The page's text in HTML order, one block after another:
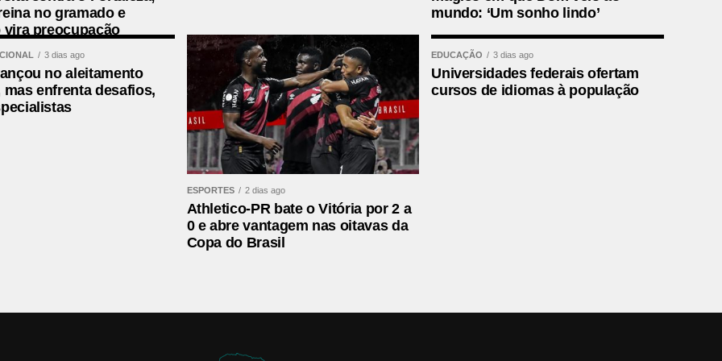
outros resíduos que trazem prejuízo ao bom
além de danificar e entupir a rede, e provocar
meio ambiente. Resíduos como gordura, por
e fechando a tubulação. Por isso, a
gordura para dar o destino correto a esse
no gramado e
vira preocupação
mundo: ‘Um sonho lindo’
3 dias ago
no aleitamento
mas enfrenta desafios,
ESPORTES 2 dias ago
Athletico-PR bate o Vitória por 2 a
0 e abre vantagem nas oitavas da
Copa do Brasil
EDUCAÇÃO 3 dias ago
Universidades federais ofertam
cursos de idiomas à população